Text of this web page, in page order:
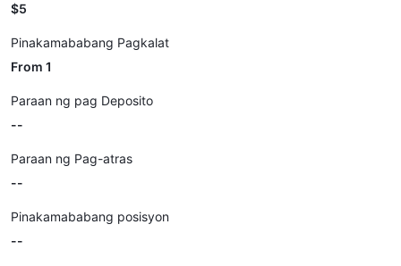
$5
Pinakamababang Pagkalat
From 1
Paraan ng pag Deposito
--
Paraan ng Pag-atras
--
Pinakamababang posisyon
--